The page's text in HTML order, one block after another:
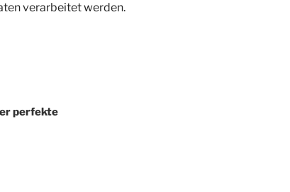
verarbeitet werden.
perfekte